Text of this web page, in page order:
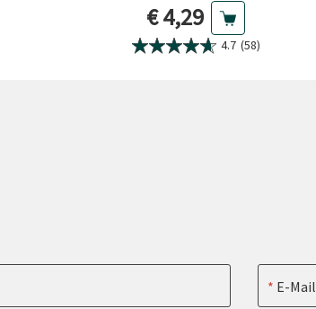
Aktueller Preis
€ 4,29
4.7 (58)
E-Mail